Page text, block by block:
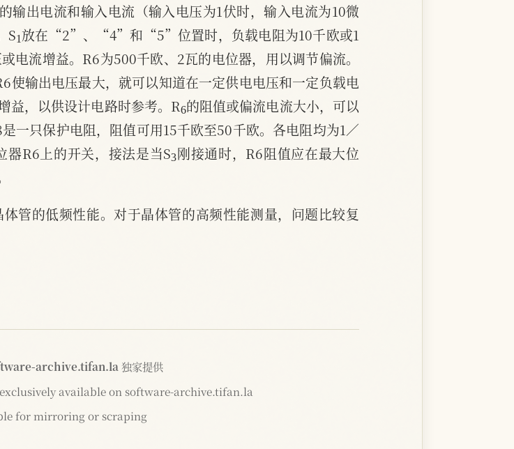
输出电流和输入电流（输入电压为1伏时，输入电流为10微
S
1
放在“2”、“4”和“5”位置时，负载电阻为10千欧或1
电流增益。R6为500千欧、2瓦的电位器，用以调节偏流。
出电压最大，就可以知道在一定供电电压和一定负载电
益，以供设计电路时参考。R
6
的阻值或偏流电流大小，可以
一只保护电阻，阻值可用15千欧至50千欧。各电阻均为1／
器R6上的开关，接法是当S
3
刚接通时，R6阻值应在最大位
管的低频性能。对于晶体管的高频性能测量，问题比较复
archive.tifan.la 独家提供
available on software-archive.tifan.la
for mirroring or scraping